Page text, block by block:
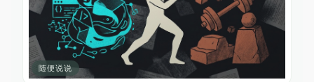
随便说说